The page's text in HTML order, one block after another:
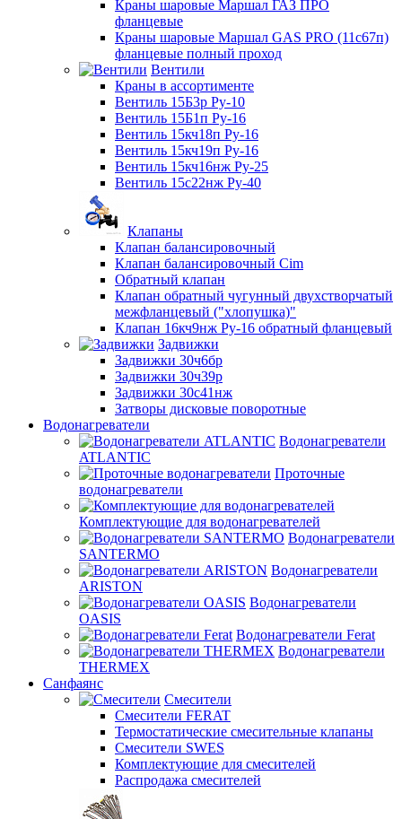
Краны шаровые Маршал ГАЗ ПРО
фланцевые
Краны шаровые Маршал GAS PRO (11с67п)
фланцевые полный проход
Вентили
Краны в ассортименте
Вентиль 15Б3р Ру-10
Вентиль 15Б1п Ру-16
Вентиль 15кч18п Ру-16
Вентиль 15кч19п Ру-16
Вентиль 15кч16нж Ру-25
Вентиль 15с22нж Ру-40
Клапаны
Клапан балансировочный
Клапан балансировочный Cim
Обратный клапан
Клапан обратный чугунный двухстворчатый
межфланцевый ("хлопушка)"
Клапан 16кч9нж Ру-16 обратный фланцевый
Задвижки
Задвижки 30ч6бр
Задвижки 30ч39р
Задвижки 30с41нж
Затворы дисковые поворотные
Водонагреватели
Водонагреватели
ATLANTIC
Проточные
водонагреватели
Комплектующие для водонагревателей
Водонагреватели
SANTERMO
Водонагреватели
ARISTON
Водонагреватели
OASIS
Водонагреватели Ferat
Водонагреватели
THERMEX
Санфаянс
Смесители
Смесители FERAT
Термостатические смесительные клапаны
Смесители SWES
Комплектующие для смесителей
Распродажа смесителей